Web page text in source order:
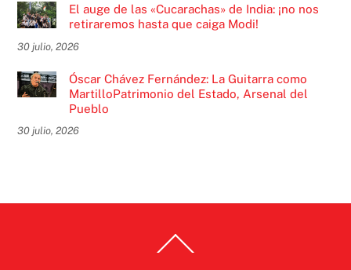
El auge de las «Cucarachas» de India: ¡no nos
retiraremos hasta que caiga Modi!
30 julio, 2026
Óscar Chávez Fernández: La Guitarra como
MartilloPatrimonio del Estado, Arsenal del
Pueblo
30 julio, 2026
To